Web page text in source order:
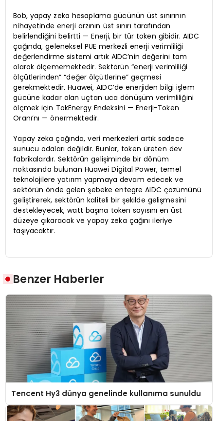
Bob, yapay zeka hesaplama gücünün üst sınırının
nihayetinde enerji arzının üst sınırı tarafından
belirlendiğini belirtti — Enerji, bir tür token gibidir. AIDC
çağında, geleneksel PUE merkezli enerji verimliliği
değerlendirme sistemi artık AIDC’nin değerini tam
olarak ölçememektedir. Sektörün “enerji verimliliği
ölçütlerinden” “değer ölçütlerine” geçmesi
gerekmektedir. Huawei, AIDC’de enerjiden bilgi işlem
gücüne kadar olan uçtan uca dönüşüm verimliliğini
ölçmek için TokEnergy Endeksini — Enerji-Token
Oranı’nı — önermektedir.
Yapay zeka çağında, veri merkezleri artık sadece
sunucu odaları değildir. Bunlar, token üreten dev
fabrikalardır. Sektörün gelişiminde bir dönüm
noktasında bulunan Huawei Digital Power, temel
teknolojilere yatırım yapmaya devam edecek ve
sektörün önde gelen şebeke entegre AIDC çözümünü
geliştirerek, sektörün kaliteli bir şekilde gelişmesini
destekleyecek, watt başına token sayısını en üst
düzeye çıkaracak ve yapay zeka çağını ileriye
taşıyacaktır.
Benzer Haberler
Tencent Hy3 dünya genelinde kullanıma sunuldu